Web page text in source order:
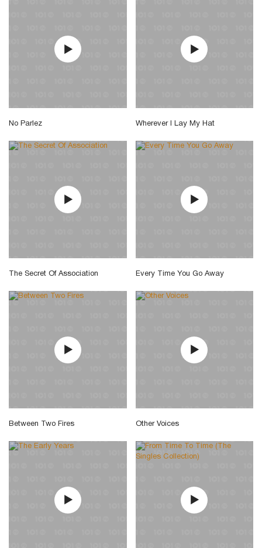
No Parlez Wherever I Lay My Hat
The Secret Of Association Every Time You Go Away
Between Two Fires Other Voices